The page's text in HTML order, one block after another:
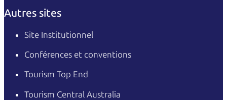
Autres sites
Site Institutionnel
Conférences et conventions
Tourism Top End
Tourism Central Australia